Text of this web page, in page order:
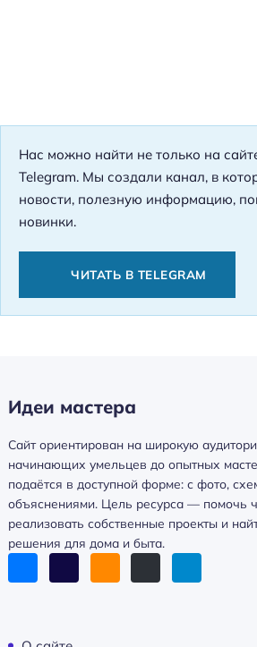
Нас можно найти не только на
Telegram. Мы создали канал, в
новости, полезную информацию,
новинки.
ЧИТАТЬ В TELEGRAM
Идеи мастера
Сайт ориентирован на широкую
начинающих умельцев до опытных
подаётся в доступной форме: с фото,
объяснениями. Цель ресурса — помочь
реализовать собственные проекты и
решения для дома и быта.